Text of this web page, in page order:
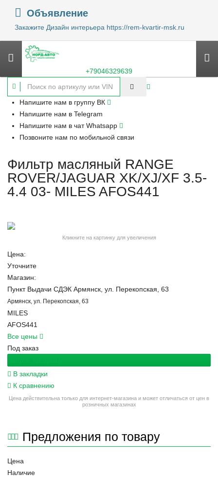
Объявление
Закажите Дизайн интерьера https://rem-kvartir-msk.ru
+79046329639
Напишите нам в группу ВК
Напишите нам в Telegram
Напишите нам в чат Whatsapp
Позвоните нам по мобильной связи
Фильтр масляный RANGE
ROVER/JAGUAR XK/XJ/XF 3.5-
4.4 03- MILES AFOS441
Кликните на картинку для увеличения
Цена:
Уточните
Магазин:
Пункт Выдачи СДЭК Армянск, ул. Перекопская, 63
Армянск, ул. Перекопская, 63
MILES
AFOS441
Все цены
Под заказ
В закладки
К сравнению
Цена действительна только для интернет-магазина и может отличаться от цен в
розничных магазинах
Предложения по товару
Цена
Наличие